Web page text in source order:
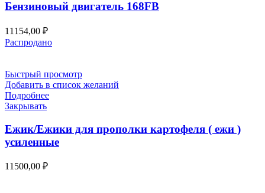
Бензиновый двигатель 168FB
11154,00 ₽
Распродано
Быстрый просмотр
Добавить в список желаний
Подробнее
Закрывать
Ежик/Ежики для прополки картофеля ( ежи )
усиленные
11500,00 ₽